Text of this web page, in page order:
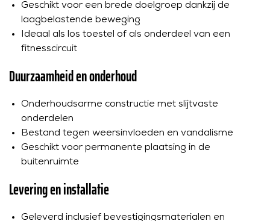
Geschikt voor een brede doelgroep dankzij de
laagbelastende beweging
Ideaal als los toestel of als onderdeel van een
fitnesscircuit
Duurzaamheid en onderhoud
Onderhoudsarme constructie met slijtvaste
onderdelen
Bestand tegen weersinvloeden en vandalisme
Geschikt voor permanente plaatsing in de
buitenruimte
Levering en installatie
Geleverd inclusief bevestigingsmaterialen en